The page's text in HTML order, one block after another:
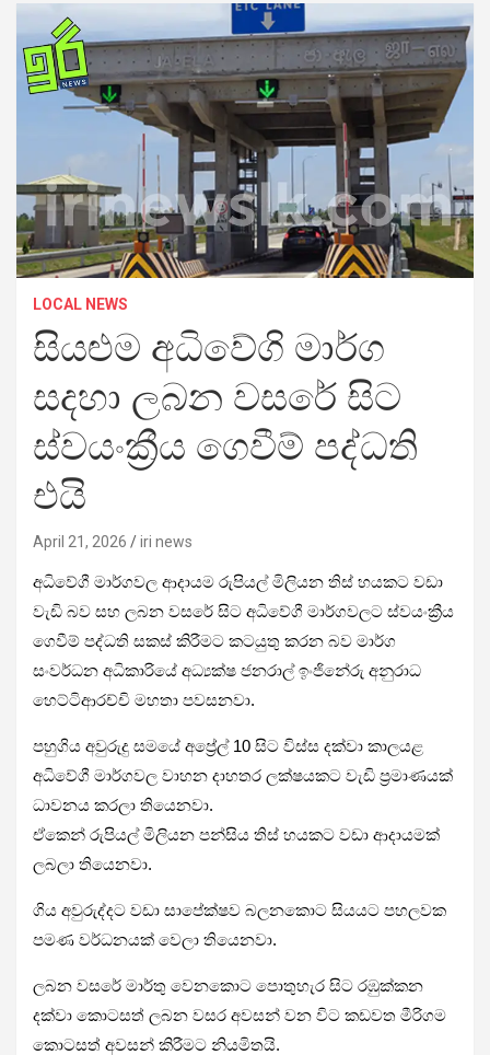
LOCAL NEWS
සියළුම අධිවේගි මාර්ග
සදහා ලබන වසරේ සිට
ස්වයංක්‍රීය ගෙවීම් පද්ධති
එයි
April 21, 2026 iri news
අධිවේගී මාර්ගවල ආදායම රුපියල් මිලියන තිස් හයකට වඩා
වැඩි බව සහ ලබන වසරේ සිට අධිවේගී මාර්ගවලට ස්වයංක්‍රීය
ගෙවීම් පද්ධති සකස් කිරීමට කටයුතු කරන බව මාර්ග
සංවර්ධන අධිකාරියේ අධ්‍යක්ෂ ජනරාල් ඉංජිනේරු අනුරාධ
හෙට්ටිආරච්චි මහතා පවසනවා.
පහුගිය අවුරුදු සමයේ අප්‍රේල් 10 සිට විස්ස දක්වා කාලයළ
අධිවේගී මාර්ගවල වාහන දාහතර ලක්ෂයකට වැඩි ප්‍රමාණයක්
ධාවනය කරලා තියෙනවා.
ඒකෙන් රුපියල් මිලියන පන්සිය තිස් හයකට වඩා ආදායමක්
ලබලා තියෙනවා.
ගිය අවුරුද්දට වඩා සාපේක්ෂව බලනකොට සියයට පහලවක
පමණ වර්ධනයක් වෙලා තියෙනවා.
ලබන වසරේ මාර්තු වෙනකොට පොතුහැර සිට රඹුක්කන
දක්වා කොටසත් ලබන වසර අවසන් වන විට කඩවත මීරිගම
කොටසත් අවසන් කිරීමට නියමිතයි.